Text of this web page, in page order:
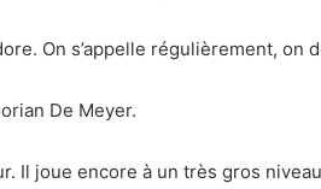
On s’appelle régulièrement,
De Meyer.
Il joue encore à un très gros